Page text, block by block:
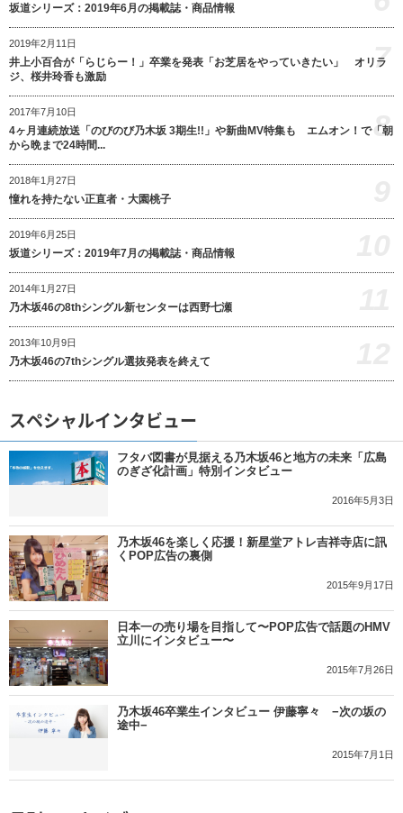
坂道シリーズ：2019年6月の掲載誌・商品情報
2019年2月11日
井上小百合が「らじらー！」卒業を発表「お芝居をやっていきたい」 オリラ
ジ、桜井玲香も激励
7
2017年7月10日
4ヶ月連続放送「のびのび乃木坂 3期生!!」や新曲MV特集も エムオン！で「朝
から晩まで24時間...
8
2018年1月27日
憧れを持たない正直者・大園桃子
2019年6月25日
坂道シリーズ：2019年7月の掲載誌・商品情報
2014年1月27日
乃木坂46の8thシングル新センターは西野七瀬
2013年10月9日
乃木坂46の7thシングル選抜発表を終えて
スペシャルインタビュー
フタバ図書が見据える乃木坂46と地方の未来「広島
のぎざ化計画」特別インタビュー
2016年5月3日
乃木坂46を楽しく応援！新星堂アトレ吉祥寺店に訊
くPOP広告の裏側
2015年9月17日
日本一の売り場を目指して〜POP広告で話題のHMV
立川にインタビュー〜
2015年7月26日
乃木坂46卒業生インタビュー 伊藤寧々 −次の坂の
途中−
2015年7月1日